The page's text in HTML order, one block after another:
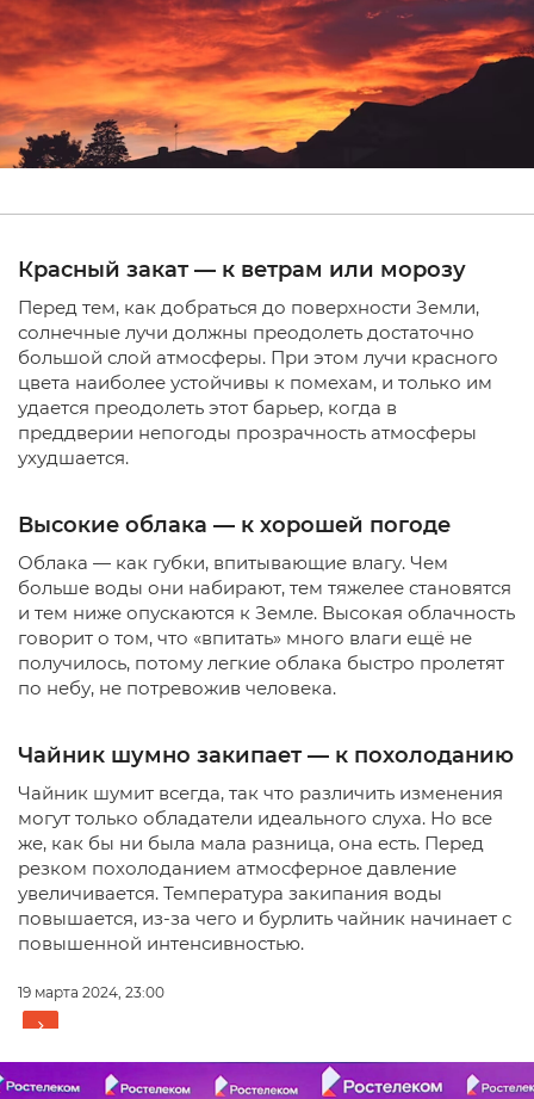
Красный закат — к ветрам или морозу
Перед тем, как добраться до поверхности Земли,
солнечные лучи должны преодолеть достаточно
большой слой атмосферы. При этом лучи красного
цвета наиболее устойчивы к помехам, и только им
удается преодолеть этот барьер, когда в
преддверии непогоды прозрачность атмосферы
ухудшается.
Высокие облака — к хорошей погоде
Облака — как губки, впитывающие влагу. Чем
больше воды они набирают, тем тяжелее становятся
и тем ниже опускаются к Земле. Высокая облачность
говорит о том, что «впитать» много влаги ещё не
получилось, потому легкие облака быстро пролетят
по небу, не потревожив человека.
Чайник шумно закипает — к похолоданию
Чайник шумит всегда, так что различить изменения
могут только обладатели идеального слуха. Но все
же, как бы ни была мала разница, она есть. Перед
резком похолоданием атмосферное давление
увеличивается. Температура закипания воды
повышается, из-за чего и бурлить чайник начинает с
повышенной интенсивностью.
19 марта 2024, 23:00